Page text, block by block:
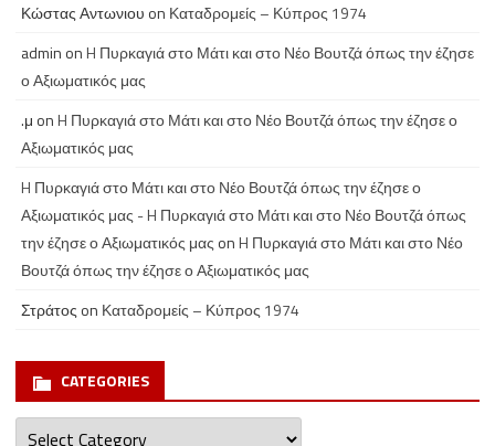
Κώστας Αντωνιου on Καταδρομείς – Κύπρος 1974
admin onH Πυρκαγιά στο Μάτι και στο Νέο Βουτζά όπως την έζησε
ο Αξιωματικός μας
.μ onH Πυρκαγιά στο Μάτι και στο Νέο Βουτζά όπως την έζησε ο
Αξιωματικός μας
H Πυρκαγιά στο Μάτι και στο Νέο Βουτζά όπως την έζησε ο
Αξιωματικός μας - H Πυρκαγιά στο Μάτι και στο Νέο Βουτζά όπως
την έζησε ο Αξιωματικός μαςonH Πυρκαγιά στο Μάτι και στο Νέο
Βουτζά όπως την έζησε ο Αξιωματικός μας
Στράτοςon Καταδρομείς – Κύπρος 1974
CATEGORIES
Categories